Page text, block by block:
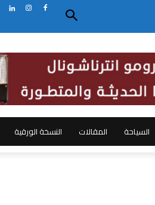
السياحة المقالات النسخة الورقية